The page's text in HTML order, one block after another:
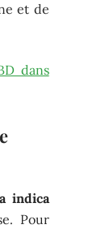
et de
dans
indica
Pour